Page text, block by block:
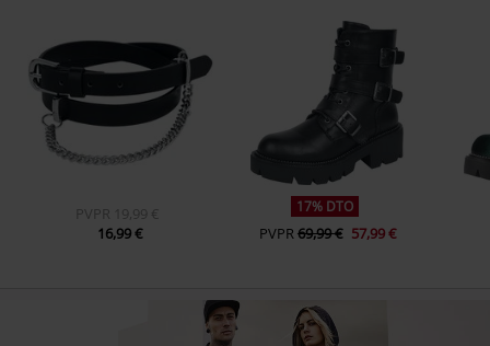
PVPR
19,99 €
16,99 €
17% DTO
PVPR69,99 € 57,99 €